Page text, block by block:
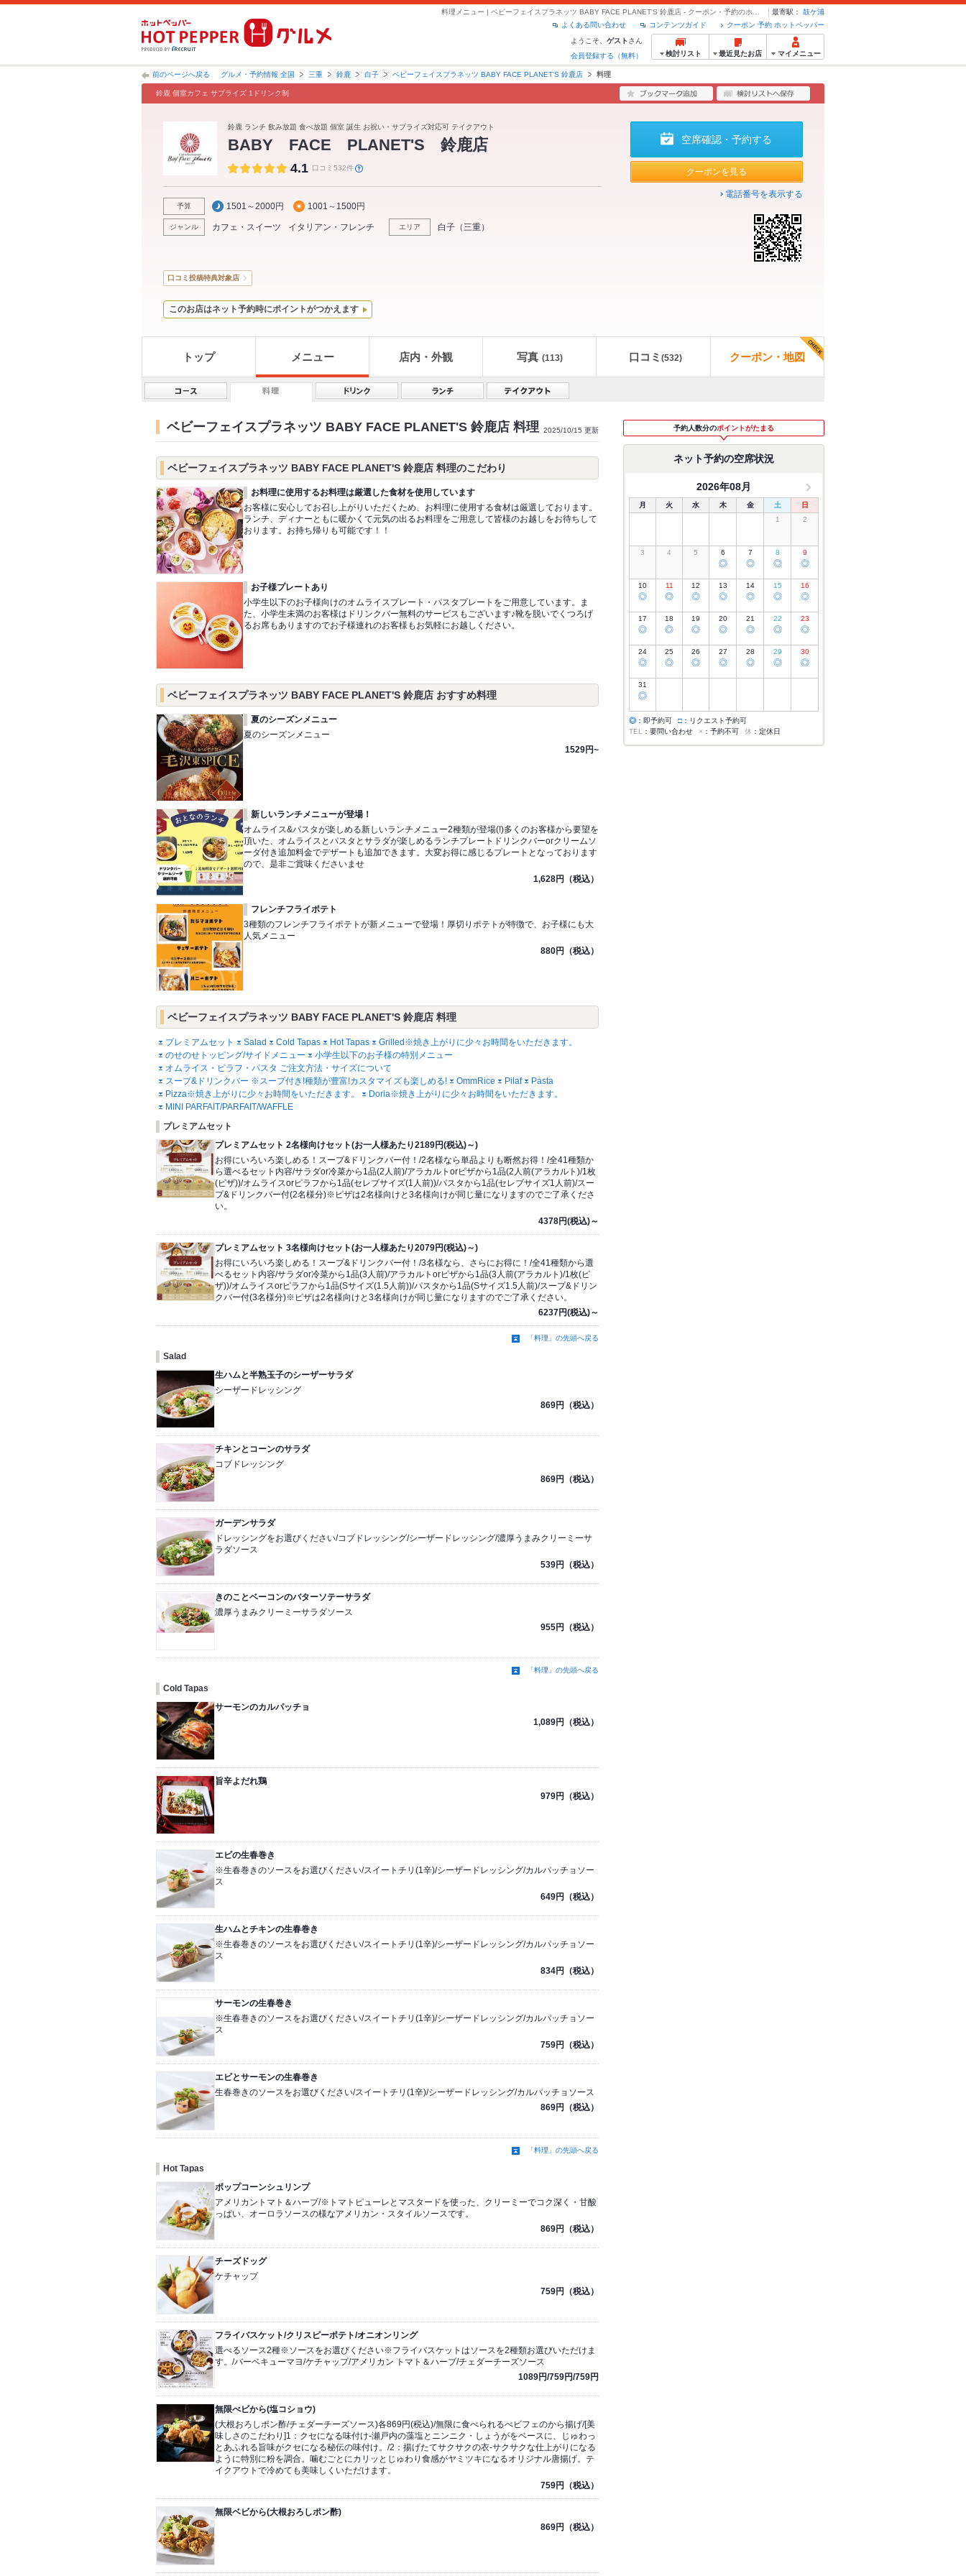
最寄駅：
鼓ケ浦
クーポン 予約 ホットペッパー
コンテンツガイド
よくある問い合わせ
ようこそ、 ゲスト さん
会員登録する（無料）
検討リスト 最近見たお店 マイメニュー
前のページへ戻る グルメ・予約情報 全国 三重 鈴鹿 白子 ベビーフェイスプラネッツ BABY FACE PLANET'S 鈴鹿店 料理
鈴鹿 個室カフェ サプライズ 1ドリンク制
鈴鹿 ランチ 飲み放題 食べ放題 個室 誕生 お祝い・サプライズ対応可 テイクアウト
BABY FACE PLANET'S 鈴鹿店
4.1 口コミ532件
予算 1501～2000円 1001～1500円
ジャンル カフェ・スイーツ イタリアン・フレンチ エリア 白子 （三重）
空席確認・予約する
クーポンを見る
電話番号を表示する
口コミ投稿特典対象店
このお店はネット予約時にポイントがつかえます
トップ メニュー 店内・外観 写真 (113) 口コミ (532) クーポン・地図
ベビーフェイスプラネッツ BABY FACE PLANET'S 鈴鹿店 料理 2025/10/15 更新
ベビーフェイスプラネッツ BABY FACE PLANET'S 鈴鹿店 料理のこだわり
お料理に使用するお料理は厳選した食材を使用しています
お客様に安心してお召し上がりいただくため、お料理に使用する食材は厳選しております。
ランチ、ディナーともに暖かくて元気の出るお料理をご用意して皆様のお越しをお待ちして
おります。お持ち帰りも可能です！！
お子様プレートあり
小学生以下のお子様向けのオムライスプレート・パスタプレートをご用意しています。ま
た、小学生未満のお客様はドリンクバー無料のサービスもございます♪靴を脱いでくつろげ
るお席もありますのでお子様連れのお客様もお気軽にお越しください。
ベビーフェイスプラネッツ BABY FACE PLANET'S 鈴鹿店 おすすめ料理
夏のシーズンメニュー
夏のシーズンメニュー
1529円~
新しいランチメニューが登場！
オムライス&パスタが楽しめる新しいランチメニュー2種類が登場(!)多くのお客様から要望を
頂いた、オムライスとパスタとサラダが楽しめるランチプレートドリンクバーorクリームソ
ーダ付き追加料金でデザートも追加できます。大変お得に感じるプレートとなっております
ので、是非ご賞味くださいませ
1,628円（税込）
フレンチフライポテト
3種類のフレンチフライポテトが新メニューで登場！厚切りポテトが特徴で、お子様にも大
人気メニュー
880円（税込）
ベビーフェイスプラネッツ BABY FACE PLANET'S 鈴鹿店 料理
プレミアムセット Salad Cold Tapas Hot Tapas
Grilled※焼き上がりに少々お時間をいただきます。
のせのせトッピング/サイドメニュー
小学生以下のお子様の特別メニュー
オムライス・ピラフ・パスタ ご注文方法・サイズについて
スープ&ドリンクバー ※スープ付き!種類が豊富!カスタマイズも楽しめる!
OmmRice Pilaf
Pasta
Pizza※焼き上がりに少々お時間をいただきます。
Doria※焼き上がりに少々お時間をいただきます。
MINI PARFAIT/PARFAIT/WAFFLE
プレミアムセット
プレミアムセット 2名様向けセット(お一人様あたり2189円(税込)～)
お得にいろいろ楽しめる！スープ&ドリンクバー付！/2名様なら単品よりも断然お得！/全41種類か
ら選べるセット内容/サラダor冷菜から1品(2人前)/アラカルトorピザから1品(2人前(アラカルト)/1枚
(ピザ))/オムライスorピラフから1品(セレブサイズ(1人前))/パスタから1品(セレブサイズ1人前)/スー
プ&ドリンクバー付(2名様分)※ピザは2名様向けと3名様向けが同じ量になりますのでご了承くださ
い。
4378円(税込)～
プレミアムセット 3名様向けセット(お一人様あたり2079円(税込)～)
お得にいろいろ楽しめる！スープ&ドリンクバー付！/3名様なら、さらにお得に！/全41種類から選
べるセット内容/サラダor冷菜から1品(3人前)/アラカルトorピザから1品(3人前(アラカルト)/1枚(ピ
ザ))/オムライスorピラフから1品(Sサイズ(1.5人前))/パスタから1品(Sサイズ1.5人前)/スープ&ドリン
クバー付(3名様分)※ピザは2名様向けと3名様向けが同じ量になりますのでご了承ください。
6237円(税込)～
「料理」の先頭へ戻る
Salad
生ハムと半熟玉子のシーザーサラダ
シーザードレッシング
869円（税込）
チキンとコーンのサラダ
コブドレッシング
869円（税込）
ガーデンサラダ
ドレッシングをお選びください/コブドレッシング/シーザードレッシング/濃厚うまみクリーミーサ
ラダソース
539円（税込）
きのことベーコンのバターソテーサラダ
濃厚うまみクリーミーサラダソース
955円（税込）
「料理」の先頭へ戻る
Cold Tapas
サーモンのカルパッチョ
1,089円（税込）
旨辛よだれ鶏
979円（税込）
エビの生春巻き
※生春巻きのソースをお選びください/スイートチリ(1辛)/シーザードレッシング/カルパッチョソー
ス
649円（税込）
生ハムとチキンの生春巻き
※生春巻きのソースをお選びください/スイートチリ(1辛)/シーザードレッシング/カルパッチョソー
ス
834円（税込）
サーモンの生春巻き
※生春巻きのソースをお選びください/スイートチリ(1辛)/シーザードレッシング/カルパッチョソー
ス
759円（税込）
エビとサーモンの生春巻き
生春巻きのソースをお選びください/スイートチリ(1辛)/シーザードレッシング/カルパッチョソース
869円（税込）
「料理」の先頭へ戻る
Hot Tapas
ポップコーンシュリンプ
アメリカントマト＆ハーブ/※トマトピューレとマスタードを使った、クリーミーでコク深く・甘酸
っぱい、オーロラソースの様なアメリカン・スタイルソースです。
869円（税込）
チーズドッグ
ケチャップ
759円（税込）
フライバスケット/クリスピーポテト/オニオンリング
選べるソース2種※ソースをお選びください※フライバスケットはソースを2種類お選びいただけま
す。/バーベキューマヨ/ケチャップ/アメリカン トマト＆ハーブ/チェダーチーズソース
1089円/759円/759円
無限べビから(塩コショウ)
(大根おろしポン酢/チェダーチーズソース)各869円(税込)/無限に食べられるべビフェのから揚げ/[美
味しさのこだわり]1：クセになる味付け-瀬戸内の藻塩とニンニク・しょうがをベースに、じゅわっ
とあふれる旨味がクセになる秘伝の味付け。/2：揚げたてサクサクの衣-サクサクな仕上がりになる
ように特別に粉を調合。噛むごとにカリッとじゅわり食感がヤミツキになるオリジナル唐揚げ。テ
イクアウトで冷めても美味しくいただけます。
759円（税込）
無限ベビから(大根おろしポン酢)
869円（税込）
予約人数分のポイントがたまる
ネット予約の空席状況
2026年08月
月 火 水 木 金 土
日
1
2
3 4 5 6
◎
7
◎
8
◎
9
◎
10
◎
11
◎
12
◎
13
◎
14
◎
15
◎
16
◎
17
◎
18
◎
19
◎
20
◎
21
◎
22
◎
23
◎
24
◎
25
◎
26
◎
27
◎
28
◎
29
◎
30
◎
31
◎
◎ ：即予約可 □ ：リクエスト予約可
TEL
：要問い合わせ × ：予約不可 休 ：定休日